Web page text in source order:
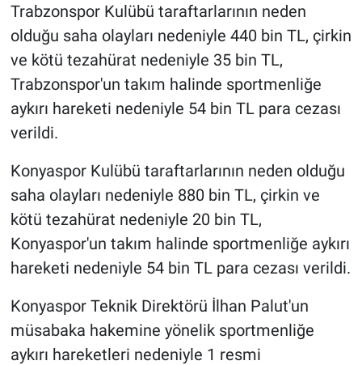
Trabzonspor Kulübü taraftarlarının neden
olduğu saha olayları nedeniyle 440 bin TL, çirkin
ve kötü tezahürat nedeniyle 35 bin TL,
Trabzonspor'un takım halinde sportmenliğe
aykırı hareketi nedeniyle 54 bin TL para cezası
verildi.
Konyaspor Kulübü taraftarlarının neden olduğu
saha olayları nedeniyle 880 bin TL, çirkin ve
kötü tezahürat nedeniyle 20 bin TL,
Konyaspor'un takım halinde sportmenliğe aykırı
hareketi nedeniyle 54 bin TL para cezası verildi.
Konyaspor Teknik Direktörü İlhan Palut'un
müsabaka hakemine yönelik sportmenliğe
aykırı hareketleri nedeniyle 1 resmi